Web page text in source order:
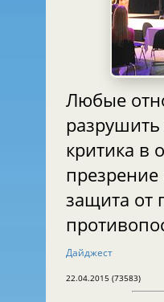
Любые
критика в
презрение и
защита от
Дайджест
22.04.2015 (73583)